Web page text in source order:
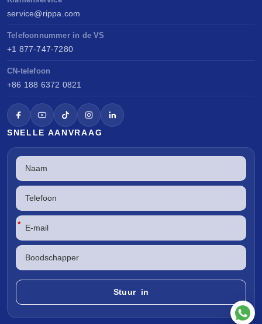
service@rippa.com
Telefoonnummer in de VS
+1 877-747-7280
CN-telefoon
+86 188 6372 0821
SNELLE AANVRAAG
*